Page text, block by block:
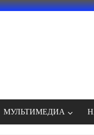
МУЛЬТИМЕДИА